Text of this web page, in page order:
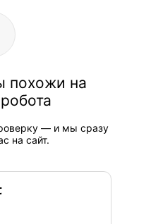
похожи на
— и мы сразу
на сайт.